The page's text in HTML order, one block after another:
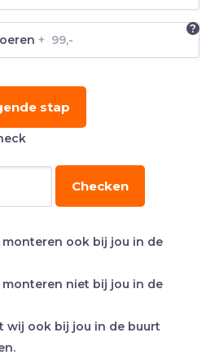
+ 99,-
?
stap
Checken
ook bij jou in de
niet bij jou in de
wij ook bij jou in de buurt